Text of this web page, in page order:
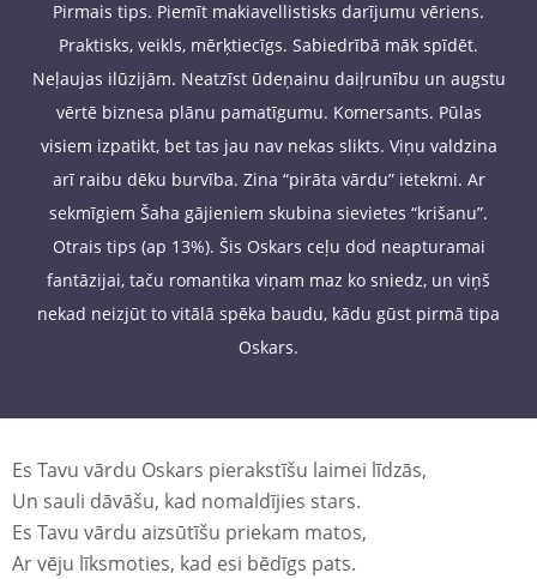
Pirmais tips. Piemīt makiavellistisks darījumu vēriens.
Praktisks, veikls, mērķtiecīgs. Sabiedrībā māk spīdēt.
Neļaujas ilūzijām. Neatzīst ūdeņainu daiļrunību un augstu
vērtē biznesa plānu pamatīgumu. Komersants. Pūlas
visiem izpatikt, bet tas jau nav nekas slikts. Viņu valdzina
arī raibu dēku burvība. Zina “pirāta vārdu” ietekmi. Ar
sekmīgiem Šaha gājieniem skubina sievietes “krišanu”.
Otrais tips (ap 13%). Šis Oskars ceļu dod neapturamai
fantāzijai, taču romantika viņam maz ko sniedz, un viņš
nekad neizjūt to vitālā spēka baudu, kādu gūst pirmā tipa
Oskars.
Es Tavu vārdu Oskars pierakstīšu laimei līdzās,
Un sauli dāvāšu, kad nomaldījies stars.
Es Tavu vārdu aizsūtīšu priekam matos,
Ar vēju līksmoties, kad esi bēdīgs pats.